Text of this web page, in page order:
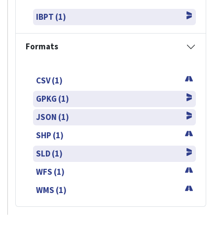
IBPT (1)
Formats
CSV (1)
GPKG (1)
JSON (1)
SHP (1)
SLD (1)
WFS (1)
WMS (1)